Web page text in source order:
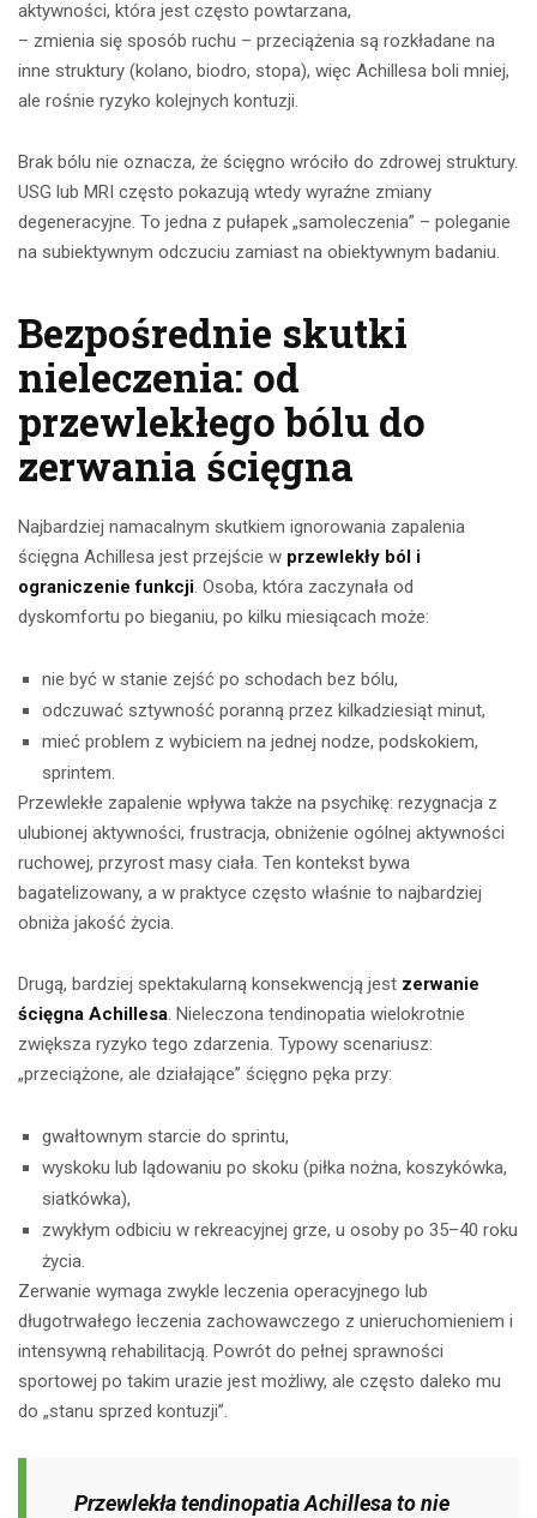
aktywności, która jest często powtarzana,
– zmienia się sposób ruchu – przeciążenia są rozkładane na
inne struktury (kolano, biodro, stopa), więc Achillesa boli mniej,
ale rośnie ryzyko kolejnych kontuzji.
Brak bólu nie oznacza, że ścięgno wróciło do zdrowej struktury.
USG lub MRI często pokazują wtedy wyraźne zmiany
degeneracyjne. To jedna z pułapek „samoleczenia” – poleganie
na subiektywnym odczuciu zamiast na obiektywnym badaniu.
Bezpośrednie skutki
nieleczenia: od
przewlekłego bólu do
zerwania ścięgna
Najbardziej namacalnym skutkiem ignorowania zapalenia
ścięgna Achillesa jest przejście w przewlekły ból i
ograniczenie funkcji. Osoba, która zaczynała od
dyskomfortu po bieganiu, po kilku miesiącach może:
nie być w stanie zejść po schodach bez bólu,
odczuwać sztywność poranną przez kilkadziesiąt minut,
mieć problem z wybiciem na jednej nodze, podskokiem,
sprintem.
Przewlekłe zapalenie wpływa także na psychikę: rezygnacja z
ulubionej aktywności, frustracja, obniżenie ogólnej aktywności
ruchowej, przyrost masy ciała. Ten kontekst bywa
bagatelizowany, a w praktyce często właśnie to najbardziej
obniża jakość życia.
Drugą, bardziej spektakularną konsekwencją jest zerwanie
ścięgna Achillesa. Nieleczona tendinopatia wielokrotnie
zwiększa ryzyko tego zdarzenia. Typowy scenariusz:
„przeciążone, ale działające” ścięgno pęka przy:
gwałtownym starcie do sprintu,
wyskoku lub lądowaniu po skoku (piłka nożna, koszykówka,
siatkówka),
zwykłym odbiciu w rekreacyjnej grze, u osoby po 35–40 roku
życia.
Zerwanie wymaga zwykle leczenia operacyjnego lub
długotrwałego leczenia zachowawczego z unieruchomieniem i
intensywną rehabilitacją. Powrót do pełnej sprawności
sportowej po takim urazie jest możliwy, ale często daleko mu
do „stanu sprzed kontuzji”.
Przewlekła tendinopatia Achillesa to nie